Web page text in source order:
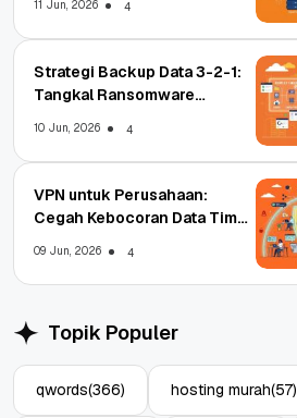
11 Jun, 2026 4
Strategi Backup Data 3-2-1:
Tangkal Ransomware
10 Jun, 2026 4
VPN untuk Perusahaan:
Cegah Kebocoran Data Tim
09 Jun, 2026 4
Topik Populer
qwords(366) hosting murah(57)